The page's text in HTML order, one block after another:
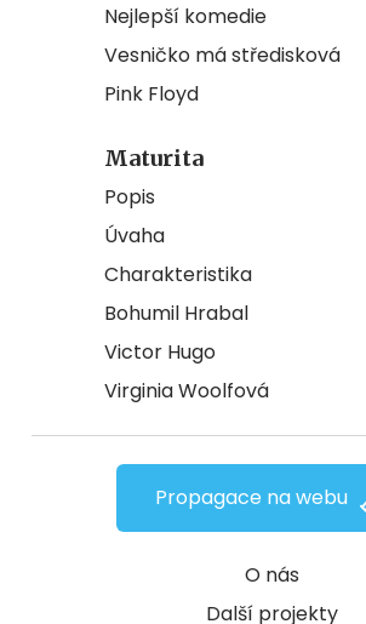
Nejlepší komedie
Vesničko má středisková
Pink Floyd
Maturita
Popis
Úvaha
Charakteristika
Bohumil Hrabal
Victor Hugo
Virginia Woolfová
O nás
Další projekty
Propagace na webu